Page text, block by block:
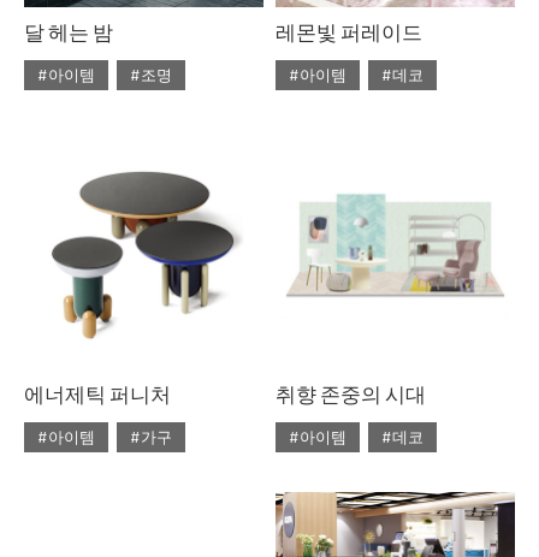
달 헤는 밤
#아이템
#조명
#조명 디자인
#테이블
#트렌드
레몬빛 퍼레이드
#아이템
#데코
#에르메스
#테이블
#토즈
#패션
에너제틱 퍼니처
#아이템
#가구
취향 존중의 시대
#아이템
#데코
#4월호 룩
#가구
#데코
#룩
#소품